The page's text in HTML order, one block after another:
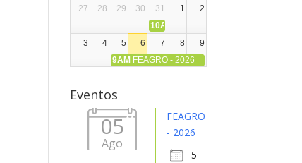
27
28 29 30 31 1
2
10AM
3
4 5 6 7 8
9
9AM FEAGRO - 2026
17 18 19 20 22 23
25 26
Eventos
05
Ago
FEAGRO
- 2026
5